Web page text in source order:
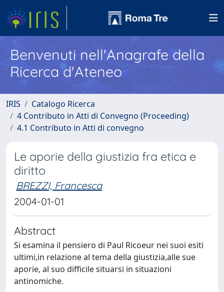
Benvenuti nell'Anagrafe della
Ricerca d'Ateneo
IRIS
Catalogo Ricerca
4 Contributo in Atti di Convegno (Proceeding)
4.1 Contributo in Atti di convegno
Le aporie della giustizia fra etica e
diritto
BREZZI, Francesca
2004-01-01
Abstract
Si esamina il pensiero di Paul Ricoeur nei suoi esiti
ultimi,in relazione al tema della giustizia,alle sue
aporie, al suo difficile situarsi in situazioni
antinomiche.